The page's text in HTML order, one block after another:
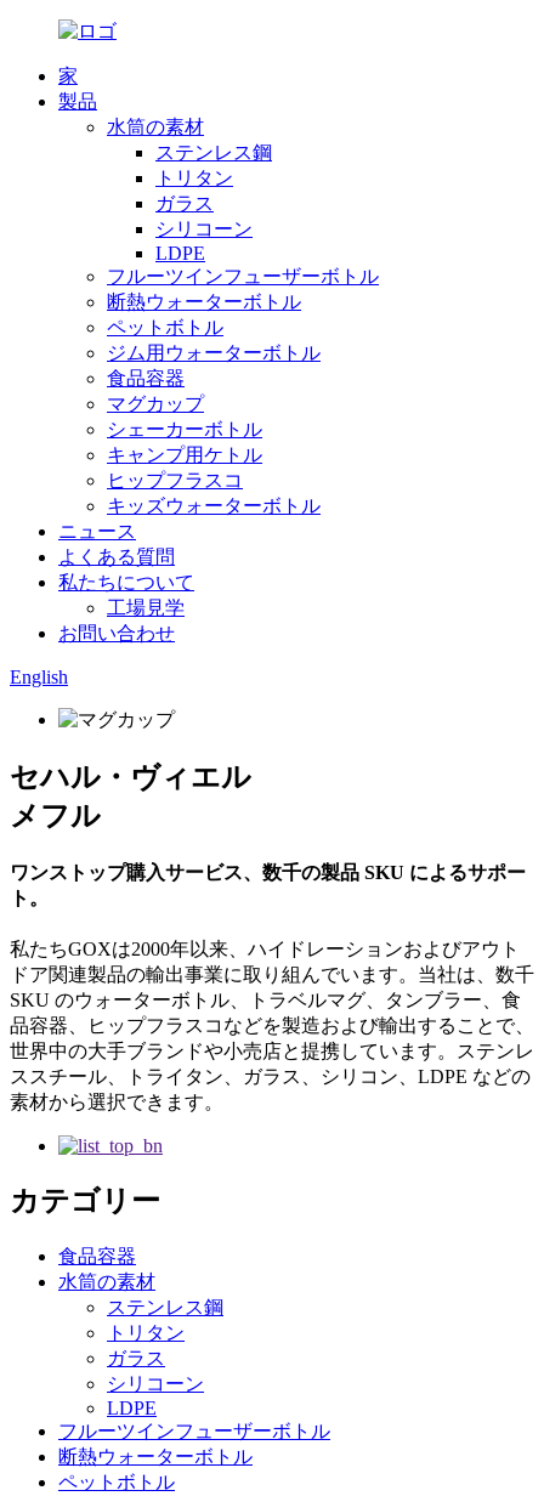
家
製品
水筒の素材
ステンレス鋼
トリタン
ガラス
シリコーン
LDPE
フルーツインフューザーボトル
断熱ウォーターボトル
ペットボトル
ジム用ウォーターボトル
食品容器
マグカップ
シェーカーボトル
キャンプ用ケトル
ヒップフラスコ
キッズウォーターボトル
ニュース
よくある質問
私たちについて
工場見学
お問い合わせ
English
セハル・ヴィエル
メフル
ワンストップ購入サービス、数千の製品 SKU によるサポー
ト。
私たちGOXは2000年以来、ハイドレーションおよびアウト
ドア関連製品の輸出事業に取り組んでいます。当社は、数千
SKU のウォーターボトル、トラベルマグ、タンブラー、食
品容器、ヒップフラスコなどを製造および輸出することで、
世界中の大手ブランドや小売店と提携しています。ステンレ
ススチール、トライタン、ガラス、シリコン、LDPE などの
素材から選択できます。
カテゴリー
食品容器
水筒の素材
ステンレス鋼
トリタン
ガラス
シリコーン
LDPE
フルーツインフューザーボトル
断熱ウォーターボトル
ペットボトル